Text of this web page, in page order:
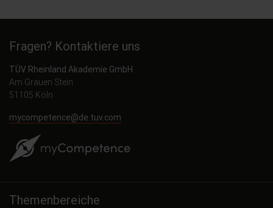
Fragen? Kontaktiere uns
TÜV Rheinland Akademie GmbH
Am Grauen Stein
51105 Köln
mycompetence@de.tuv.com
Themenbereiche